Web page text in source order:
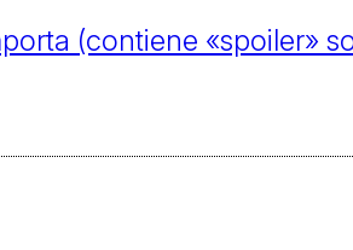
(contiene «spoiler»